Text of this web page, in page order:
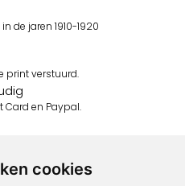
cookies
de jaren 1910-1920
print verstuurd.
Card en Paypal.
gerund door jongens
Je bestelling draagt